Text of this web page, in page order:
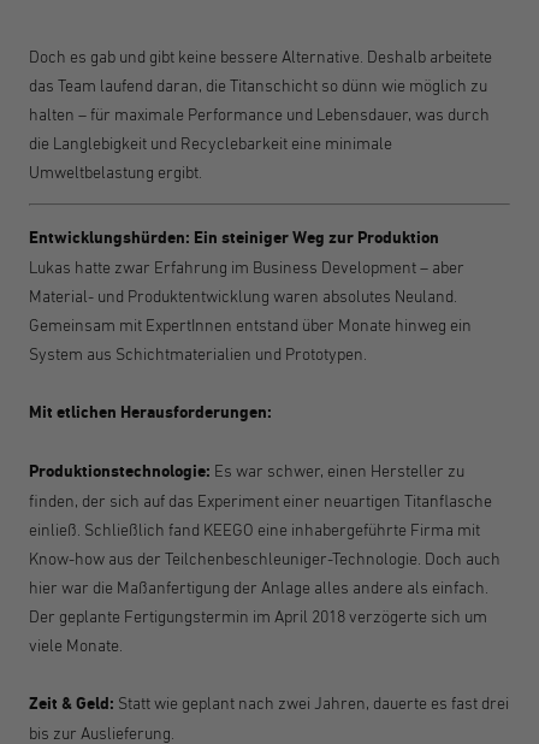
Doch es gab und gibt keine bessere Alternative. Deshalb arbeitete
das Team laufend daran, die Titanschicht so dünn wie möglich zu
halten – für maximale Performance und Lebensdauer, was durch
die Langlebigkeit und Recyclebarkeit eine minimale
Umweltbelastung ergibt.
Entwicklungshürden: Ein steiniger Weg zur Produktion
Lukas hatte zwar Erfahrung im Business Development – aber
Material- und Produktentwicklung waren absolutes Neuland.
Gemeinsam mit ExpertInnen entstand über Monate hinweg ein
System aus Schichtmaterialien und Prototypen.
Mit etlichen Herausforderungen:
Produktionstechnologie: Es war schwer, einen Hersteller zu
finden, der sich auf das Experiment einer neuartigen Titanflasche
einließ. Schließlich fand KEEGO eine inhabergeführte Firma mit
Know-how aus der Teilchenbeschleuniger-Technologie. Doch auch
hier war die Maßanfertigung der Anlage alles andere als einfach.
Der geplante Fertigungstermin im April 2018 verzögerte sich um
viele Monate.
Zeit & Geld: Statt wie geplant nach zwei Jahren, dauerte es fast drei
bis zur Auslieferung.